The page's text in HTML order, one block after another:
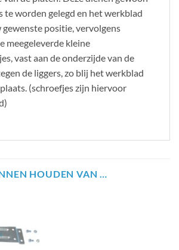
te worden gelegd en het werkblad
gewenste positie, vervolgens
meegeleverde kleine
vast aan de onderzijde van de
de liggers, zo blij het werkblad
(schroefjes zijn hiervoor
HOUDEN VAN …